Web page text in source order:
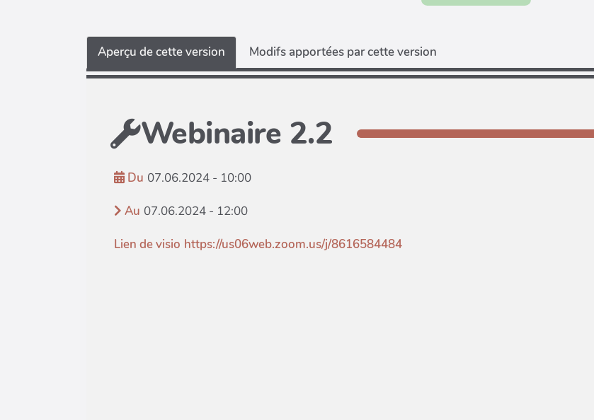
Aperçu de cette version Modifs apportées par cette version
Webinaire 2.2
Du 07.06.2024 - 10:00
Au 07.06.2024 - 12:00
Lien de visio https://us06web.zoom.us/j/8616584484